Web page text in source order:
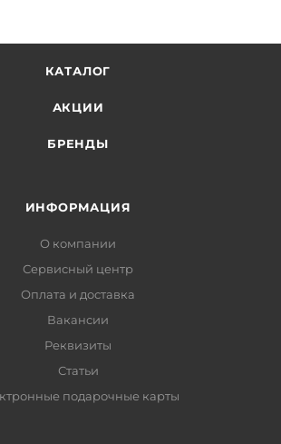
КАТАЛОГ
АКЦИИ
БРЕНДЫ
ИНФОРМАЦИЯ
О компании
Сервисный центр
Оплата и доставка
Вакансии
Реквизиты
Статьи
подарочные карты